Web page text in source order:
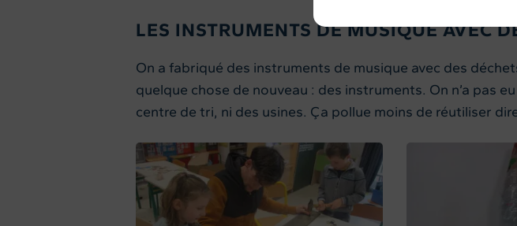
LES INSTRUMENTS DE MUSIQUE AVEC
On a fabriqué des instruments de musique avec des
quelque chose de nouveau : des instruments. On n’a pas
centre de tri, ni des usines. Ça pollue moins de réutiliser